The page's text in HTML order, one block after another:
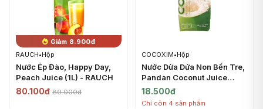
Giảm 8.900đ
RAUCH•Hộp
Nước Ép Đào, Happy Day,
Peach Juice (1L) - RAUCH
80.100đ 89.000đ
COCOXIM•Hộp
Nước Dừa Dứa Non Bến Tre,
Pandan Coconut Juice
(330ml) - COCOXIM
18.500đ
Chỉ còn 4 sản phẩm